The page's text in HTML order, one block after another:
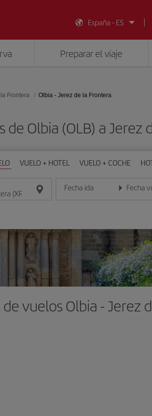
España - ES
Preparar el viaje
Frontera Olbia - Jerez de la Frontera
de Olbia (OLB) a Jerez
VUELO + HOTEL VUELO + COCHE
Fecha ida
Introduce la fecha en formato día/
Fecha
Introduce
vuelos Olbia - Jerez